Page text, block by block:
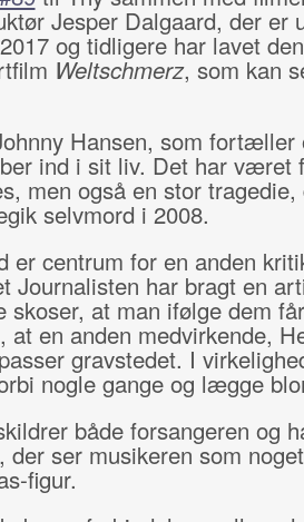
Jesper Dalgaard, der er
og tidligere har lavet den
Weltschmerz, som kan
Hansen, som fortæller
ind i sit liv. Det har været
men også en stor tragedie,
selvmord i 2008.
er centrum for en anden
Journalisten har bragt en
skoser, at man ifølge dem
at en anden medvirkende,
gravstedet. I
nogle gange og lægge
både forsangeren og
der ser musikeren som
figur.